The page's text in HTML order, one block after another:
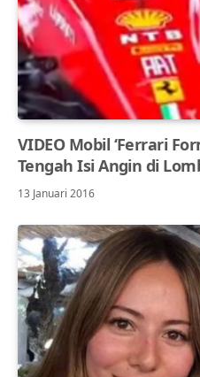
VIDEO Mobil ‘Ferrari
Tengah Isi Angin di
13 Januari 2016